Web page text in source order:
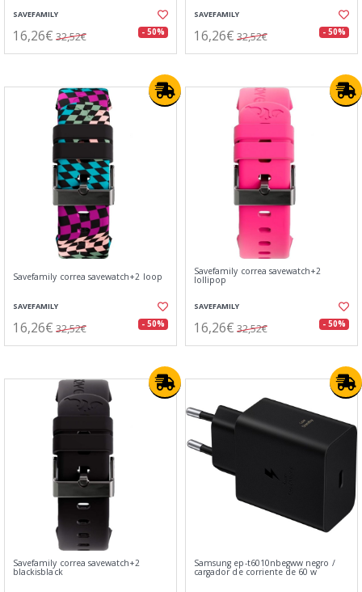
SAVEFAMILY
16,26€ 32,52€ - 50%
SAVEFAMILY
16,26€ 32,52€ - 50%
Savefamily correa savewatch+2 loop
SAVEFAMILY
16,26€ 32,52€ - 50%
Savefamily correa savewatch+2
lollipop
SAVEFAMILY
16,26€ 32,52€ - 50%
Savefamily correa savewatch+2
blackisblack
Samsung ep-t6010nbegww negro /
cargador de corriente de 60 w